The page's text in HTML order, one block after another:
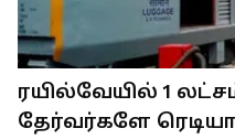
ரயில்வேயில் 1
தேர்வர்களே